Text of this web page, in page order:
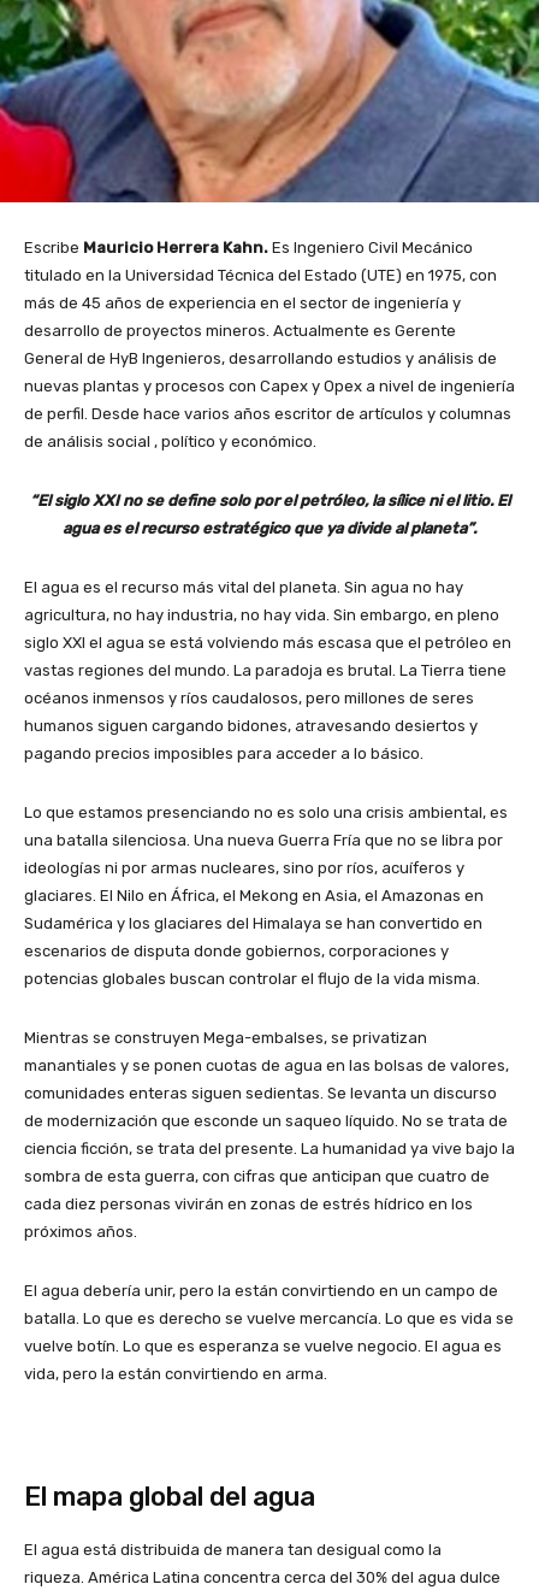
Escribe Mauricio Herrera Kahn. Es Ingeniero Civil Mecánico
titulado en la Universidad Técnica del Estado (UTE) en 1975, con
más de 45 años de experiencia en el sector de ingeniería y
desarrollo de proyectos mineros. Actualmente es Gerente
General de HyB Ingenieros, desarrollando estudios y análisis de
nuevas plantas y procesos con Capex y Opex a nivel de ingeniería
de perfil. Desde hace varios años escritor de artículos y columnas
de análisis social , político y económico.
“El siglo XXI no se define solo por el petróleo, la sílice ni el litio. El
agua es el recurso estratégico que ya divide al planeta”.
El agua es el recurso más vital del planeta. Sin agua no hay
agricultura, no hay industria, no hay vida. Sin embargo, en pleno
siglo XXI el agua se está volviendo más escasa que el petróleo en
vastas regiones del mundo. La paradoja es brutal. La Tierra tiene
océanos inmensos y ríos caudalosos, pero millones de seres
humanos siguen cargando bidones, atravesando desiertos y
pagando precios imposibles para acceder a lo básico.
Lo que estamos presenciando no es solo una crisis ambiental, es
una batalla silenciosa. Una nueva Guerra Fría que no se libra por
ideologías ni por armas nucleares, sino por ríos, acuíferos y
glaciares. El Nilo en África, el Mekong en Asia, el Amazonas en
Sudamérica y los glaciares del Himalaya se han convertido en
escenarios de disputa donde gobiernos, corporaciones y
potencias globales buscan controlar el flujo de la vida misma.
Mientras se construyen Mega-embalses, se privatizan
manantiales y se ponen cuotas de agua en las bolsas de valores,
comunidades enteras siguen sedientas. Se levanta un discurso
de modernización que esconde un saqueo líquido. No se trata de
ciencia ficción, se trata del presente. La humanidad ya vive bajo la
sombra de esta guerra, con cifras que anticipan que cuatro de
cada diez personas vivirán en zonas de estrés hídrico en los
próximos años.
El agua debería unir, pero la están convirtiendo en un campo de
batalla. Lo que es derecho se vuelve mercancía. Lo que es vida se
vuelve botín. Lo que es esperanza se vuelve negocio. El agua es
vida, pero la están convirtiendo en arma.
El mapa global del agua
El agua está distribuida de manera tan desigual como la
riqueza. América Latina concentra cerca del 30% del agua dulce